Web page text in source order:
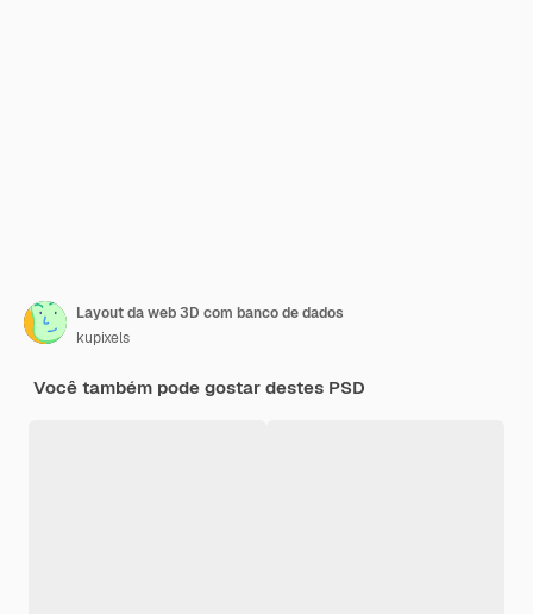
Layout da web 3D com banco de dados
kupixels
Você também pode gostar destes PSD